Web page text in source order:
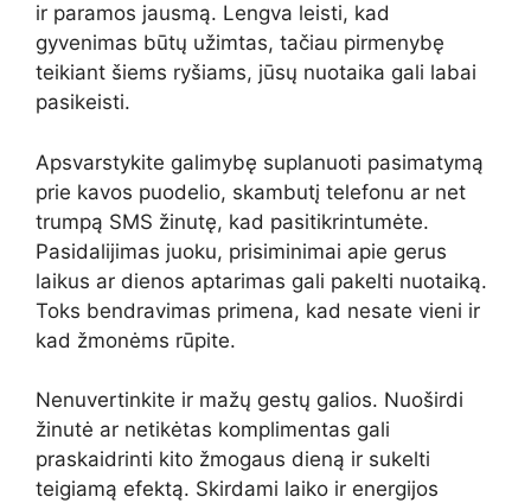
ir paramos jausmą. Lengva leisti, kad
gyvenimas būtų užimtas, tačiau pirmenybę
teikiant šiems ryšiams, jūsų nuotaika gali labai
pasikeisti.
Apsvarstykite galimybę suplanuoti pasimatymą
prie kavos puodelio, skambutį telefonu ar net
trumpą SMS žinutę, kad pasitikrintumėte.
Pasidalijimas juoku, prisiminimai apie gerus
laikus ar dienos aptarimas gali pakelti nuotaiką.
Toks bendravimas primena, kad nesate vieni ir
kad žmonėms rūpite.
Nenuvertinkite ir mažų gestų galios. Nuoširdi
žinutė ar netikėtas komplimentas gali
praskaidrinti kito žmogaus dieną ir sukelti
teigiamą efektą. Skirdami laiko ir energijos